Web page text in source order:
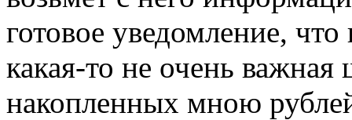
готовое уведомление,
какая-то не очень
накопленных мною